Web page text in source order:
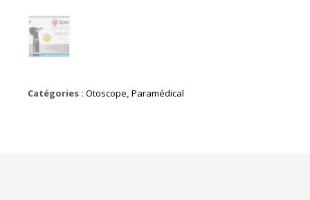
Catégories : Otoscope, Paramédical